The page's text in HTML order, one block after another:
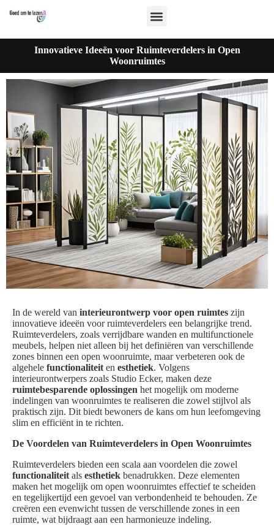
Innovatieve Ideeën voor Ruimteverdelers in Open
Woonruimtes
In de wereld van interieurontwerp voor open ruimtes zijn
innovatieve ideeën voor ruimteverdelers een belangrijke trend.
Ruimteverdelers, zoals verrijdbare wanden en multifunctionele
meubels, helpen niet alleen bij het definiëren van verschillende
zones binnen een open woonruimte, maar verbeteren ook de
algehele functionaliteit en esthetiek. Volgens
interieurontwerpers zoals Studio Ecker, maken deze
ruimtebesparende oplossingen het mogelijk om moderne
indelingen van woonruimtes te realiseren die zowel stijlvol als
praktisch zijn. Dit biedt bewoners de kans om hun leefomgeving
slim en efficiënt in te richten.
De Voordelen van Ruimteverdelers in Open Woonruimtes
Ruimteverdelers bieden een scala aan voordelen die zowel
functionaliteit als esthetiek benadrukken. Deze elementen
maken het mogelijk om open woonruimtes effectief te scheiden
en tegelijkertijd een gevoel van verbondenheid te behouden. Ze
creëren een evenwicht tussen de verschillende zones in een
ruimte, wat bijdraagt aan een harmonieuze indeling.